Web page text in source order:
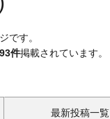
です。
93件掲載されています。
最新投稿一覧